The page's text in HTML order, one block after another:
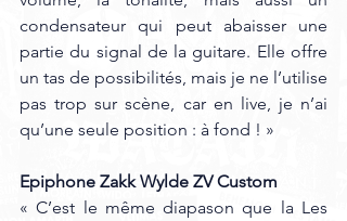
condensateur qui peut abaisser une
partie du signal de la guitare. Elle offre
un tas de possibilités, mais je ne l’utilise
pas trop sur scène, car en live, je n’ai
qu’une seule position : à fond ! »
Epiphone Zakk Wylde ZV Custom
« C’est le même diapason que la Les